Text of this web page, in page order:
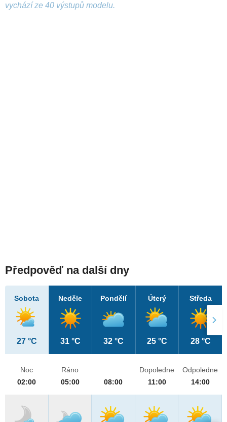
vychází ze 40 výstupů modelu.
Předpověď na další dny
Sobota
27 °C
Neděle
31 °C
Pondělí
32 °C
Úterý
25 °C
Středa
28 °C
Noc
02:00
Ráno
05:00
08:00
Dopoledne
11:00
Odpoledne
14:00